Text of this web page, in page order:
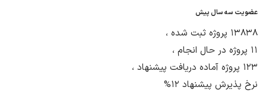
عضویت سه سال پیش
13838 پروژه ثبت شده ،
11 پروژه در حال انجام ،
123 پروژه آماده دریافت پیشنهاد ،
نرخ پذیرش پیشنهاد 12%